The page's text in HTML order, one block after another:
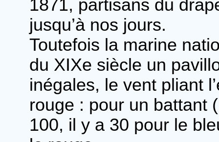
1871, partisans du
jusqu’à nos jours.
Toutefois la marine
du XIXe siècle un
inégales, le vent pliant
rouge : pour un battant
100, il y a 30 pour le